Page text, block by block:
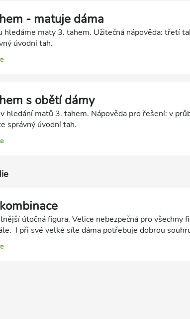
- matuje dáma
maty 3. tahem. Užitečná nápověda: třetí
úvodní tah.
s obětí dámy
hledání matů 3. tahem. Nápověda pro řešení: v
správný úvodní tah.
útočná figura. Velice nebezpečná pro všechny
I při své velké síle dáma potřebuje dobrou
i dámu obětovat za dosažení vyššího cíle,
- Dvojí úder - Vazba - Napíchnutí figur - Matový